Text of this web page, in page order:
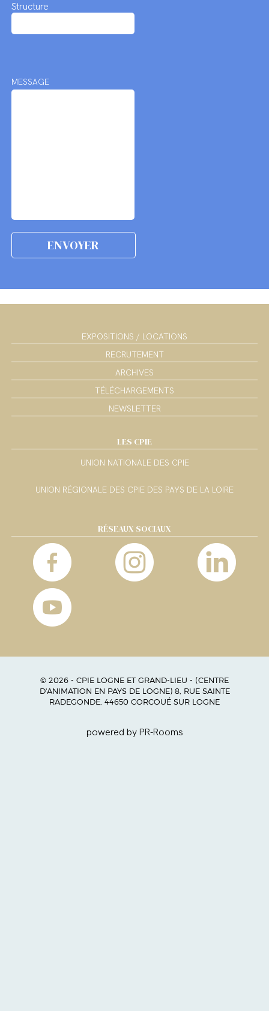
Structure
MESSAGE
EXPOSITIONS / LOCATIONS
RECRUTEMENT
ARCHIVES
TÉLÉCHARGEMENTS
NEWSLETTER
LES CPIE
UNION NATIONALE DES CPIE
UNION RÉGIONALE DES CPIE DES PAYS DE LA LOIRE
RÉSEAUX SOCIAUX
© 2026 - CPIE LOGNE ET GRAND-LIEU - (CENTRE
D'ANIMATION EN PAYS DE LOGNE) 8, RUE SAINTE
RADEGONDE, 44650 CORCOUÉ SUR LOGNE
powered by PR-Rooms